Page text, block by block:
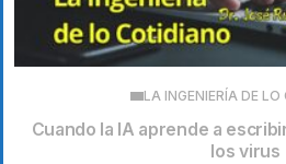
LA INGENIERÍA DE
Cuando la IA aprende a
los virus